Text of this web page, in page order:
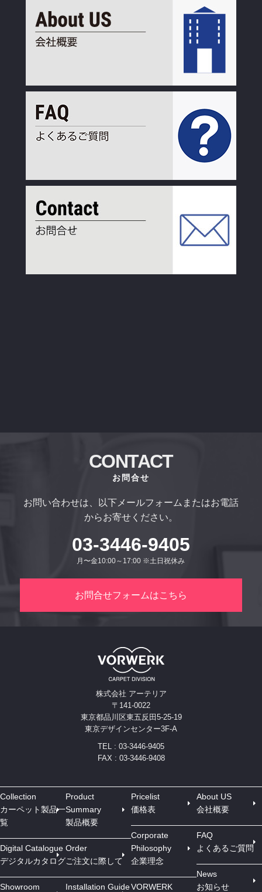
CONTACT
お問合せ
お問い合わせは、以下メールフォームまたはお電話
からお寄せください。
03-3446-9405
月〜金10:00～17:00 ※土日祝休み
お問合せフォームはこちら
株式会社 アーテリア
〒141-0022
東京都品川区東五反田5-25-19
東京デザインセンター3F-A
TEL : 03-3446-9405
FAX : 03-3446-9408
Collection
カーペット製品一
覧
Digital Catalogue
デジタルカタログ
Showroom
Product
Summary
製品概要
Order
ご注文に際して
Installation Guide
Pricelist
価格表
Corporate
Philosophy
企業理念
VORWERK
About US
会社概要
FAQ
よくあるご質問
News
お知らせ